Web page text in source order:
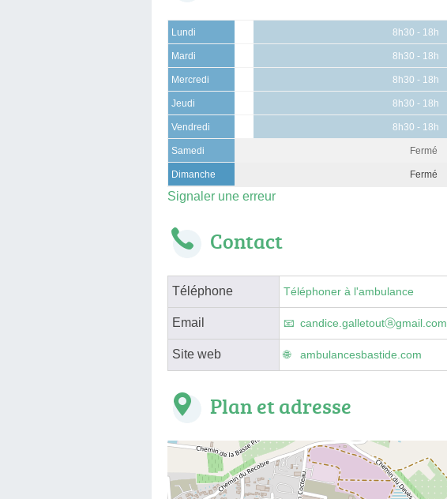
Lundi 8h30 - 18h
Mardi 8h30 - 18h
Mercredi 8h30 - 18h
Jeudi 8h30 - 18h
Vendredi 8h30 - 18h
Samedi Fermé
Dimanche Fermé
Signaler une erreur
Contact
Téléphone Téléphoner à l'ambulance
Email candice.galletoutⓐgmail.com
Site web ambulancesbastide.com
Plan et adresse